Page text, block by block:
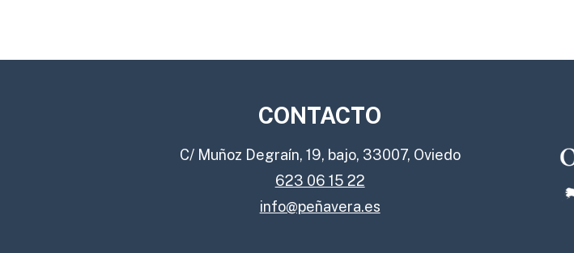
CONTACTO
C/ Muñoz Degraín, 19, bajo, 33007, Oviedo
623 06 15 22
info@peñavera.es